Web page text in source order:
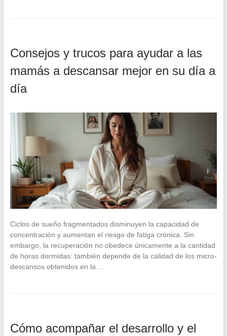
Consejos y trucos para ayudar a las
mamás a descansar mejor en su día a
día
Ciclos de sueño fragmentados disminuyen la capacidad de
concentración y aumentan el riesgo de fatiga crónica. Sin
embargo, la recuperación no obedece únicamente a la cantidad
de horas dormidas: también depende de la calidad de los micro-
descansos obtenidos en la…
Cómo acompañar el desarrollo y el